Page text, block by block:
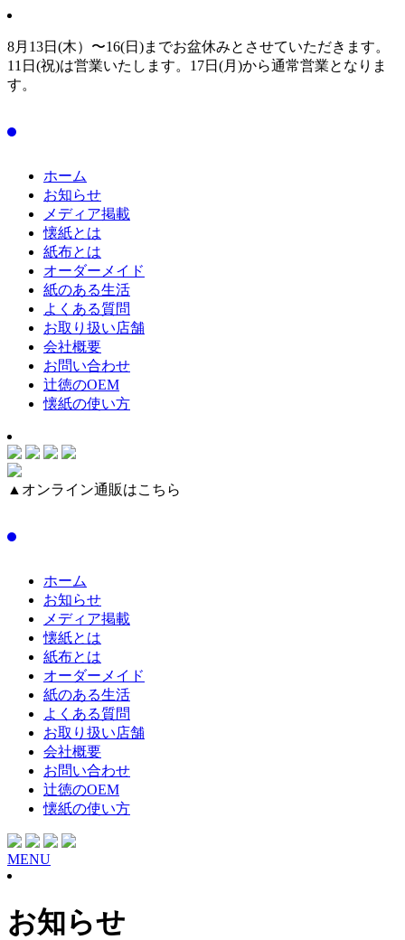
8月13日(木）〜16(日)までお盆休みとさせていただきます。
11日(祝)は営業いたします。17日(月)から通常営業となりま
す。
ホーム
お知らせ
メディア掲載
懐紙とは
紙布とは
オーダーメイド
紙のある生活
よくある質問
お取り扱い店舗
会社概要
お問い合わせ
辻徳のOEM
懐紙の使い方
▲オンライン通販はこちら
ホーム
お知らせ
メディア掲載
懐紙とは
紙布とは
オーダーメイド
紙のある生活
よくある質問
お取り扱い店舗
会社概要
お問い合わせ
辻徳のOEM
懐紙の使い方
MENU
お知らせ